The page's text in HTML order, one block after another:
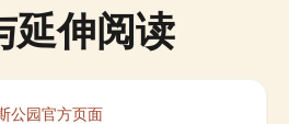
延伸阅读
公园官方页面